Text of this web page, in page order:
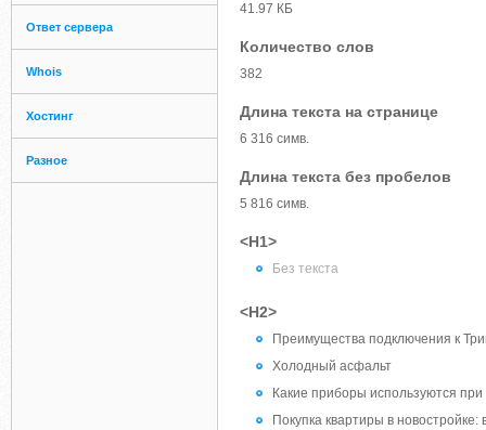
Ответ сервера
Whois
Хостинг
Разное
41.97 КБ
Количество слов
382
Длина текста на странице
6 316 симв.
Длина текста без пробелов
5 816 симв.
<H1>
Без текста
<H2>
Преимущества подключения к
Холодный асфальт
Какие приборы используются при
Покупка квартиры в